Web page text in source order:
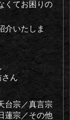
くてお困りの
介いたしま
ん
台宗／真言宗
蓮宗／その他